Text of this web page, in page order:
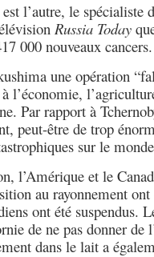
l’autre, le spécialiste
Russia Today
000 nouveaux cancers.
une opération
l’économie,
Par rapport à
peut-être de trop
sur le
l’Amérique et le
au rayonnement
ont été suspendus.
de ne pas donner de
dans le lait a